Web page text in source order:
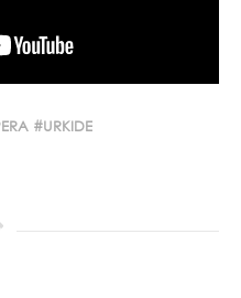
URKIDE